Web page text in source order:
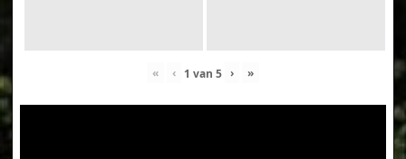
« ‹ 1 van 5 › »